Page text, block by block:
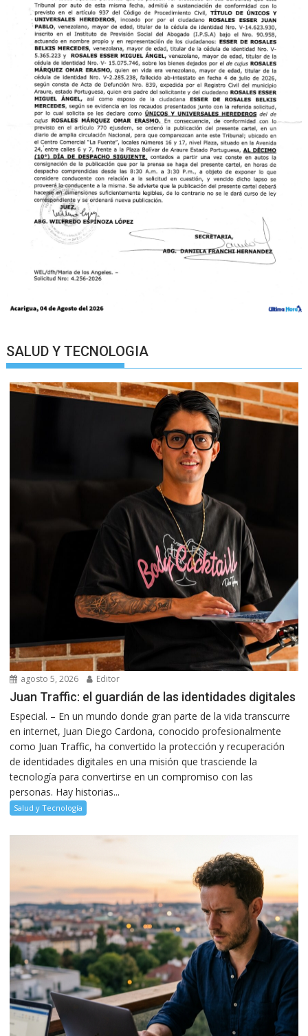
SALUD Y TECNOLOGIA
agosto 5, 2026 Editor
Juan Traffic: el guardián de las identidades digitales
Especial. – En un mundo donde gran parte de la vida transcurre
en internet, Juan Diego Cardona, conocido profesionalmente
como Juan Traffic, ha convertido la protección y recuperación
de identidades digitales en una misión que trasciende la
tecnología para convertirse en un compromiso con las
personas. Hay historias...
Salud y Tecnología